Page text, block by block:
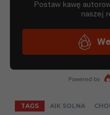
TAGS AIK SOLNA